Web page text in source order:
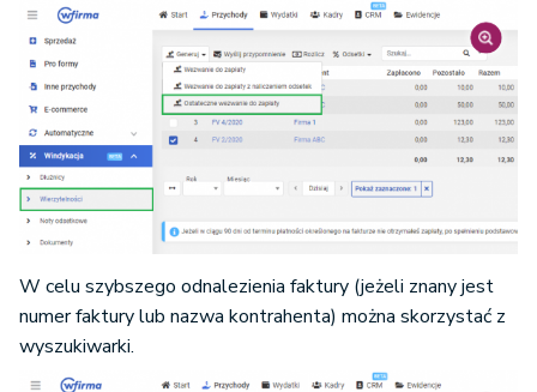
W celu szybszego odnalezienia faktury (jeżeli znany jest
numer faktury lub nazwa kontrahenta) można skorzystać z
wyszukiwarki.